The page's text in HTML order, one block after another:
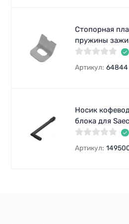
Стопорная
пружины
Артикул: 64844
Носик
блока для
Артикул: